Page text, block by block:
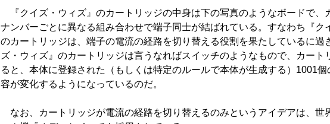
『クイズ・ウィズ』のカートリッジの中身は下の写真のようなボードで、
ナンバーごとに異なる組み合わせで端子同士が結ばれている。すなわち『ク
のカートリッジは、端子の電流の経路を切り替える役割を果たしているに過
ズ・ウィズ』のカートリッジは言うなればスイッチのようなもので、カート
ると、本体に登録された（もしくは特定のルールで本体が生成する）1001
容が変化するようになっているのだ。
なお、カートリッジが電流の経路を切り替えるのみというアイデアは、世